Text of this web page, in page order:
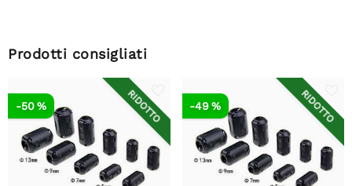
Prodotti consigliati
RIDOTTO
-50 % RIDOTTO
-49 %